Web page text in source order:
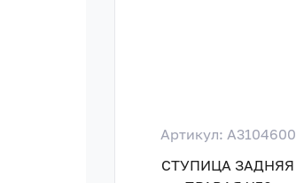
Артикул: A3104600
СТУПИЦА ЗАДНЯЯ